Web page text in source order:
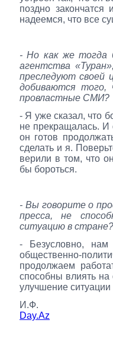
поздно
надеемся, что все
- Но как же тогда
агентства
преследуют своей
добиваются того,
провластные СМИ?
- Я уже сказал, что
не прекращалась. И
он готов
сделать и я.
верили в том, что
бы бороться.
- Вы говорите о
пресса, не
ситуацию в стране?
- Безусловно,
общественно-
продолжаем
способны влиять
улучшение
И.Ф.
Day.Az